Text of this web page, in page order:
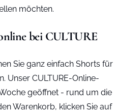
möchten.
bei CULTURE
Sie ganz einfach Shorts für
Unser CULTURE-Online-
geöffnet - rund um die
Warenkorb, klicken Sie auf